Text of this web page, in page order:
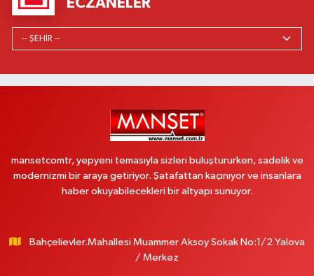
mansetcomtr, yepyeni temasıyla sizleri buluştururken, sadelik ve
modernizmi bir araya getiriyor. Şatafattan kaçınıyor ve insanlara
haber okuyabilecekleri bir altyapı sunuyor.
Bahçelievler.Mahallesi Muammer Aksoy Sokak No:1/2 Yalova
/ Merkez